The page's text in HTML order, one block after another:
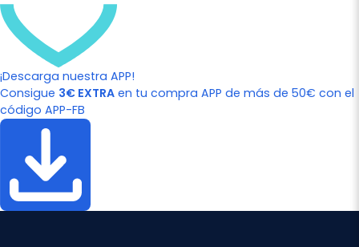
¡Descarga nuestra APP!
Consigue 3€ EXTRA en tu compra APP de más de 50€ con el
código APP-FB